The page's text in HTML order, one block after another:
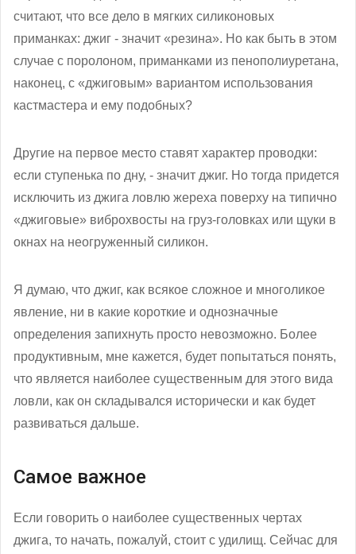
считают, что все дело в мягких силиконовых
приманках: джиг - значит «резина». Но как быть в этом
случае с поролоном, приманками из пенополиуретана,
наконец, с «джиговым» вариантом использования
кастмастера и ему подобных?
Другие на первое место ставят характер проводки:
если ступенька по дну, - значит джиг. Но тогда придется
исключить из джига ловлю жереха поверху на типично
«джиговые» виброхвосты на груз-головках или щуки в
окнах на неогруженный силикон.
Я думаю, что джиг, как всякое сложное и многоликое
явление, ни в какие короткие и однозначные
определения запихнуть просто невозможно. Более
продуктивным, мне кажется, будет попытаться понять,
что является наиболее существенным для этого вида
ловли, как он складывался исторически и как будет
развиваться дальше.
Самое важное
Если говорить о наиболее существенных чертах
джига, то начать, пожалуй, стоит с удилищ. Сейчас для